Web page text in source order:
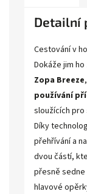
Detailní
Cestování v
Dokáže jim
Zopa Breeze
používání
sloužících pro
Díky
přehřívání a
dvou částí,
přesně
hlavové